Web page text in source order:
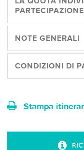
NOTE GENERALI
CONDIZIONI DI
Stampa